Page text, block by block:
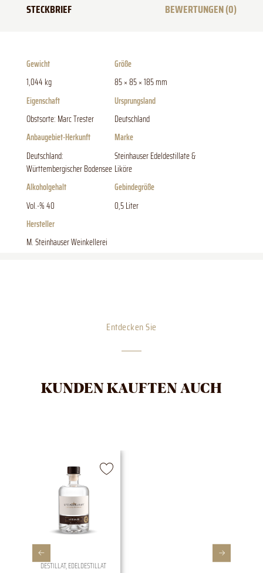
STECKBRIEF BEWERTUNGEN (0)
Gewicht
1,044 kg
Größe
85 × 85 × 185 mm
Eigenschaft
Obstsorte: Marc Trester
Ursprungsland
Deutschland
Anbaugebiet-Herkunft
Deutschland:
Württembergischer Bodensee
Marke
Steinhauser Edeldestillate &
Liköre
Alkoholgehalt
Vol.-% 40
Gebindegröße
0,5 Liter
Hersteller
M. Steinhauser Weinkellerei
Entdecken Sie
KUNDEN KAUFTEN AUCH
DESTILLAT,EDELDESTILLAT